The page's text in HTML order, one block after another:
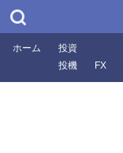
ホーム
投資
投機
FX